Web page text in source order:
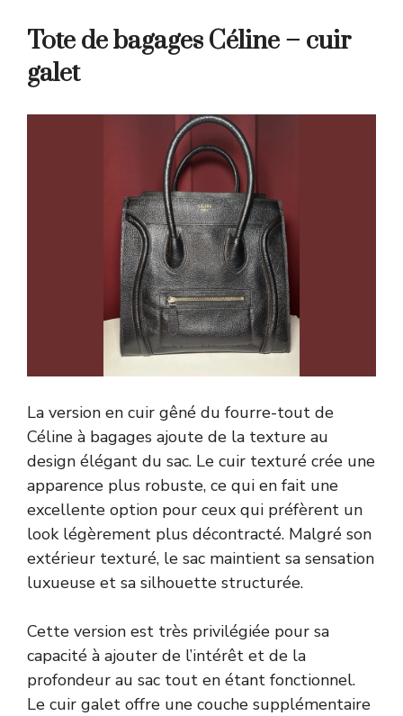
Tote de bagages Céline – cuir
galet
La version en cuir gêné du fourre-tout de
Céline à bagages ajoute de la texture au
design élégant du sac. Le cuir texturé crée une
apparence plus robuste, ce qui en fait une
excellente option pour ceux qui préfèrent un
look légèrement plus décontracté. Malgré son
extérieur texturé, le sac maintient sa sensation
luxueuse et sa silhouette structurée.
Cette version est très privilégiée pour sa
capacité à ajouter de l’intérêt et de la
profondeur au sac tout en étant fonctionnel.
Le cuir galet offre une couche supplémentaire